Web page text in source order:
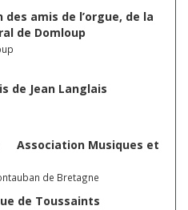
amis de l’orgue, de la
de Domloup
de Jean Langlais
Association Musiques et
de Bretagne
de Toussaints